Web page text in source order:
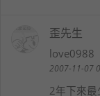
歪先生
love0988
2007-11-07
2年下來